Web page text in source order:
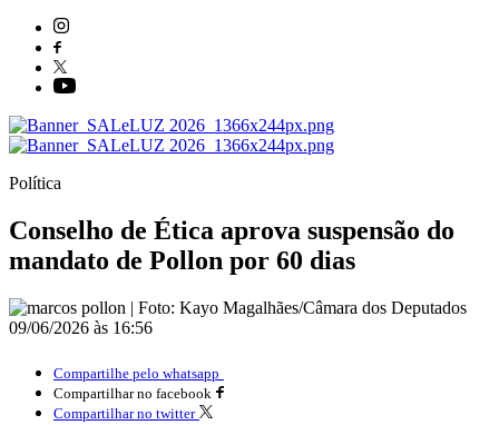
Política
Conselho de Ética aprova suspensão do
mandato de Pollon por 60 dias
09/06/2026 às 16:56
Compartilhe pelo whatsapp
Compartilhar no facebook
Compartilhar no twitter